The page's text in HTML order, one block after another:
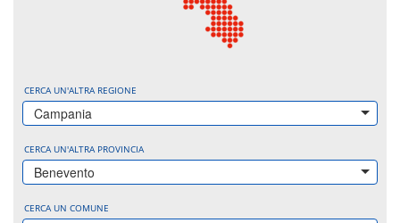
CERCA UN'ALTRA REGIONE
Campania
CERCA UN'ALTRA PROVINCIA
Benevento
CERCA UN COMUNE